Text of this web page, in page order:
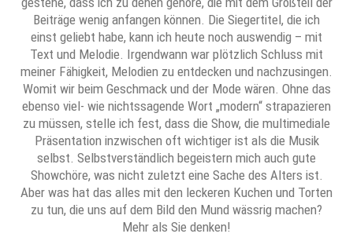
Beiträge wenig anfangen können. Die Siegertitel, die ich
einst geliebt habe, kann ich heute noch auswendig – mit
Text und Melodie. Irgendwann war plötzlich Schluss mit
meiner Fähigkeit, Melodien zu entdecken und nachzusingen.
Womit wir beim Geschmack und der Mode wären. Ohne das
ebenso viel- wie nichtssagende Wort „modern“ strapazieren
zu müssen, stelle ich fest, dass die Show, die multimediale
Präsentation inzwischen oft wichtiger ist als die Musik
selbst. Selbstverständlich begeistern mich auch gute
Showchöre, was nicht zuletzt eine Sache des Alters ist.
Aber was hat das alles mit den leckeren Kuchen und Torten
zu tun, die uns auf dem Bild den Mund wässrig machen?
Mehr als Sie denken!